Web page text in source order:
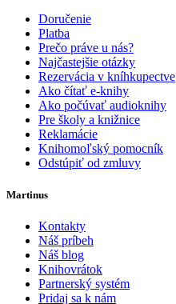
Doručenie
Platba
Prečo práve u nás?
Najčastejšie otázky
Rezervácia v kníhkupectve
Ako čítať e-knihy
Ako počúvať audioknihy
Pre školy a knižnice
Reklamácie
Knihomoľský pomocník
Odstúpiť od zmluvy
Martinus
Kontakty
Náš príbeh
Náš blog
Knihovrátok
Partnerský systém
Pridaj sa k nám